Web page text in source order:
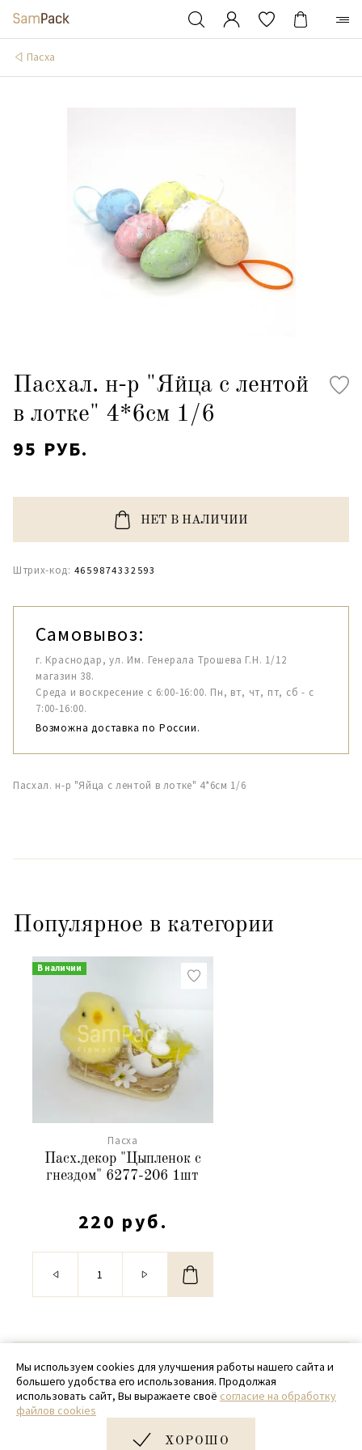
Пасха
Пасхал. н-р "Яйца с лентой
в лотке" 4*6см 1/6
95 РУБ.
НЕТ В НАЛИЧИИ
Штрих-код: 4659874332593
Самовывоз:
г. Краснодар, ул. Им. Генерала Трошева Г.Н. 1/12
магазин 38.
Среда и воскресение с 6:00-16:00. Пн, вт, чт, пт, сб - с
7:00-16:00.
Возможна доставка по России.
Пасхал. н-р "Яйца с лентой в лотке" 4*6см 1/6
Популярное в категории
В наличии
Пасха
Пасх.декор "Цыпленок с
гнездом" 6277-206 1шт
220 руб.
© 2020 - 2026 SamPack
+ 7 (918) 699-97-87
zakaz@sampack.store
Мы используем cookies для улучшения работы нашего сайта и
большего удобства его использования. Продолжая
использовать сайт, Вы выражаете своё согласие на обработку
файлов cookies
ХОРОШО